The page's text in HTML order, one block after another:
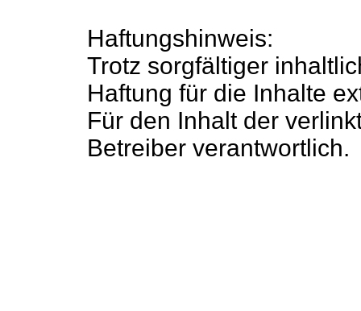
Haftungshinweis:
Trotz sorgfältiger
Haftung für die Inhalte
Für den Inhalt der
Betreiber verantwortlich.